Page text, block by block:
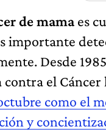
de mamaes
importante
Desde
contra el Cáncer
como el
y